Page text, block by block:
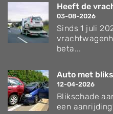
Heeft de
03-08-2026
Sinds 1 juli
beta...
Auto met
12-04-2026
Blikschade
een